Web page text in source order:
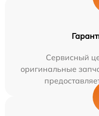
Сервисный
оригинальные